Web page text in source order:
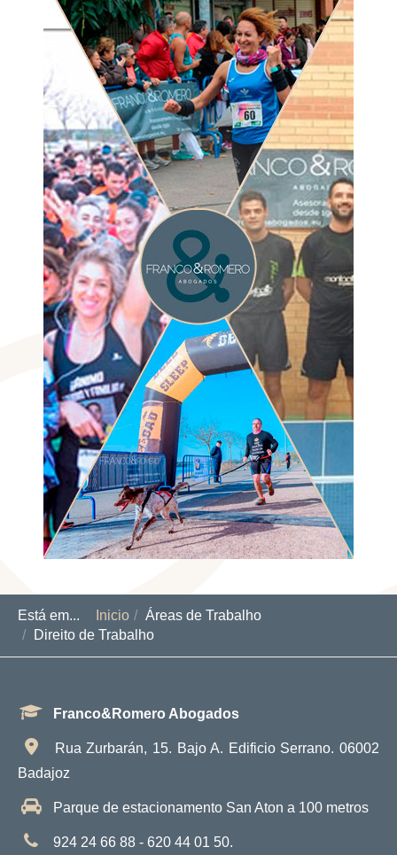
Está em... Inicio
Áreas de Trabalho
Direito de Trabalho
Franco&Romero Abogados
Rua Zurbarán, 15. Bajo A. Edificio Serrano. 06002
Badajoz
Parque de estacionamento San Aton a 100 metros
924 24 66 88 - 620 44 01 50.